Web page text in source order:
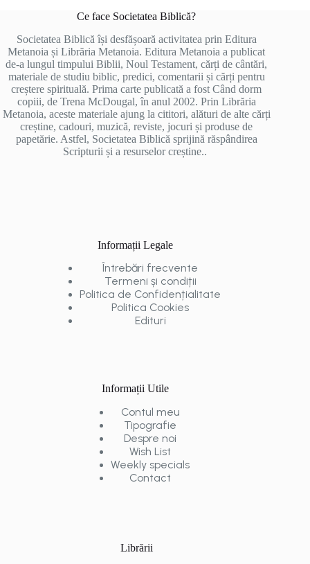
Ce face Societatea Biblică?
Societatea Biblică își desfășoară activitatea prin Editura
Metanoia și Librăria Metanoia. Editura Metanoia a publicat
de-a lungul timpului Biblii, Noul Testament, cărți de cântări,
materiale de studiu biblic, predici, comentarii și cărți pentru
creștere spirituală. Prima carte publicată a fost Când dorm
copiii, de Trena McDougal, în anul 2002. Prin Librăria
Metanoia, aceste materiale ajung la cititori, alături de alte cărți
creștine, cadouri, muzică, reviste, jocuri și produse de
papetărie. Astfel, Societatea Biblică sprijină răspândirea
Scripturii și a resurselor creștine..
Informații Legale
Întrebări frecvente
Termeni și condiții
Politica de Confidențialitate
Politica Cookies
Edituri
Informații Utile
Contul meu
Tipografie
Despre noi
Wish List
Weekly specials
Contact
Librării